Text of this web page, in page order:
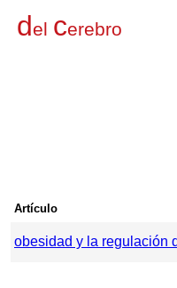
del cerebro
Artículo
obesidad y la regulación